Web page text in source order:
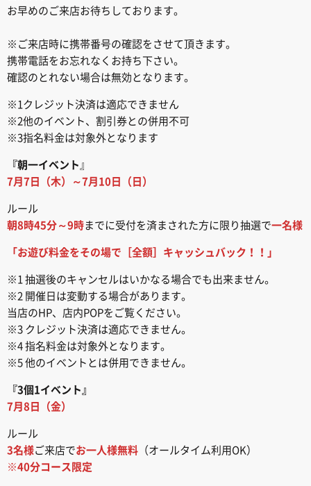
お早めのご来店お待ちしております。
※ご来店時に携帯番号の確認をさせて頂きます。
携帯電話をお忘れなくお持ち下さい。
確認のとれない場合は無効となります。
※1クレジット決済は適応できません
※2他のイベント、割引券との併用不可
※3指名料金は対象外となります
『朝一イベント 』
7月7日（木）～7月10日（日）
ルール
朝8時45分～9時までに受付を済まされた方に限り抽選で一名様
「お遊び料金をその場で［全額］キャッシュバック！！」
※1 抽選後のキャンセルはいかなる場合でも出来ません。
※2 開催日は変動する場合があります。
当店のHP、店内POPをご覧ください。
※3 クレジット決済は適応できません。
※4 指名料金は対象外となります。
※5 他のイベントとは併用できません。
『3個1イベント』
7月8日（金）
ルール
3名様ご来店でお一人様無料 （オールタイム利用OK）
※40分コース限定